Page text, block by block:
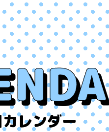
レンダー